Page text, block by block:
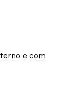
e com